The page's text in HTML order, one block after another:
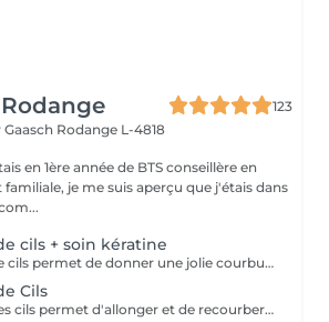
123
Rodange L-4818
en 1ère année de BTS conseillère en
je me suis aperçu que j'étais dans
cils + soin kératine
Le rehaussement de cils permet de donner une jolie courbure à vos cils naturels, dès la racine, afin d'ouvrir le regard et d'apporter un effet bonne mine immédiat. Contrairement aux extensions, cette technique sublime vos propres cils pour un résultat à la fois discret et élégant. Associé au soin à la kératine, ce traitement va bien au-delà de l'aspect esthétique. La kératine nourrit et renforce vos cils en profondeur, les rendant plus résistants et plus souples, tout en leur apportant de la brillance. Vos cils ne sont pas seulement embellis : ils sont protégés et durables dans le temps. Ce soin est idéal pour celles qui souhaitent intensifier leur regard de manière naturelle, tout en prenant soin de la santé de leurs cils.
Cils
Le rehaussement des cils permet d'allonger et de recourber les cils naturels. Excellente alternative à la pose d'extensions de cils cette technique permet d'obtenir un résultat sublime et naturel sans fragiliser vos cils. Vos cils sont plus recourbés et votre regard sublimé. Vous pouvez maquiller vos cils après 48h. Rien ne change à vos maquillage et demaquillage habituels.